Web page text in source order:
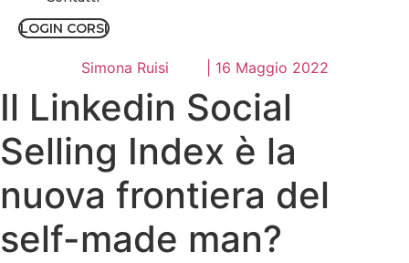
LOGIN CORSI
Simona Ruisi 16 Maggio 2022
Il Linkedin Social
Selling Index è la
nuova frontiera del
self-made man?